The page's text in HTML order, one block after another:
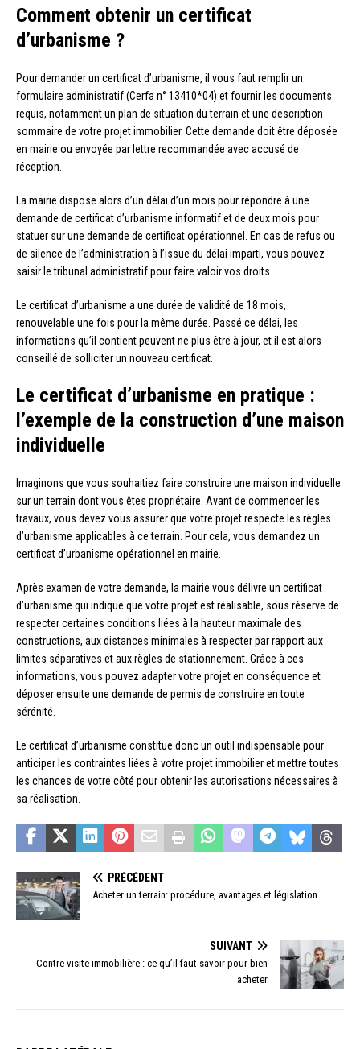
Comment obtenir un certificat
d’urbanisme ?
Pour demander un certificat d’urbanisme, il vous faut remplir un
formulaire administratif (Cerfa n° 13410*04) et fournir les documents
requis, notamment un plan de situation du terrain et une description
sommaire de votre projet immobilier. Cette demande doit être déposée
en mairie ou envoyée par lettre recommandée avec accusé de
réception.
La mairie dispose alors d’un délai d’un mois pour répondre à une
demande de certificat d’urbanisme informatif et de deux mois pour
statuer sur une demande de certificat opérationnel. En cas de refus ou
de silence de l’administration à l’issue du délai imparti, vous pouvez
saisir le tribunal administratif pour faire valoir vos droits.
Le certificat d’urbanisme a une durée de validité de 18 mois,
renouvelable une fois pour la même durée. Passé ce délai, les
informations qu’il contient peuvent ne plus être à jour, et il est alors
conseillé de solliciter un nouveau certificat.
Le certificat d’urbanisme en pratique :
l’exemple de la construction d’une maison
individuelle
Imaginons que vous souhaitiez faire construire une maison individuelle
sur un terrain dont vous êtes propriétaire. Avant de commencer les
travaux, vous devez vous assurer que votre projet respecte les règles
d’urbanisme applicables à ce terrain. Pour cela, vous demandez un
certificat d’urbanisme opérationnel en mairie.
Après examen de votre demande, la mairie vous délivre un certificat
d’urbanisme qui indique que votre projet est réalisable, sous réserve de
respecter certaines conditions liées à la hauteur maximale des
constructions, aux distances minimales à respecter par rapport aux
limites séparatives et aux règles de stationnement. Grâce à ces
informations, vous pouvez adapter votre projet en conséquence et
déposer ensuite une demande de permis de construire en toute
sérénité.
Le certificat d’urbanisme constitue donc un outil indispensable pour
anticiper les contraintes liées à votre projet immobilier et mettre toutes
les chances de votre côté pour obtenir les autorisations nécessaires à
sa réalisation.
PRÉCÉDENT
Acheter un terrain: procédure, avantages et législation
SUIVANT
Contre-visite immobilière : ce qu’il faut savoir pour bien
acheter